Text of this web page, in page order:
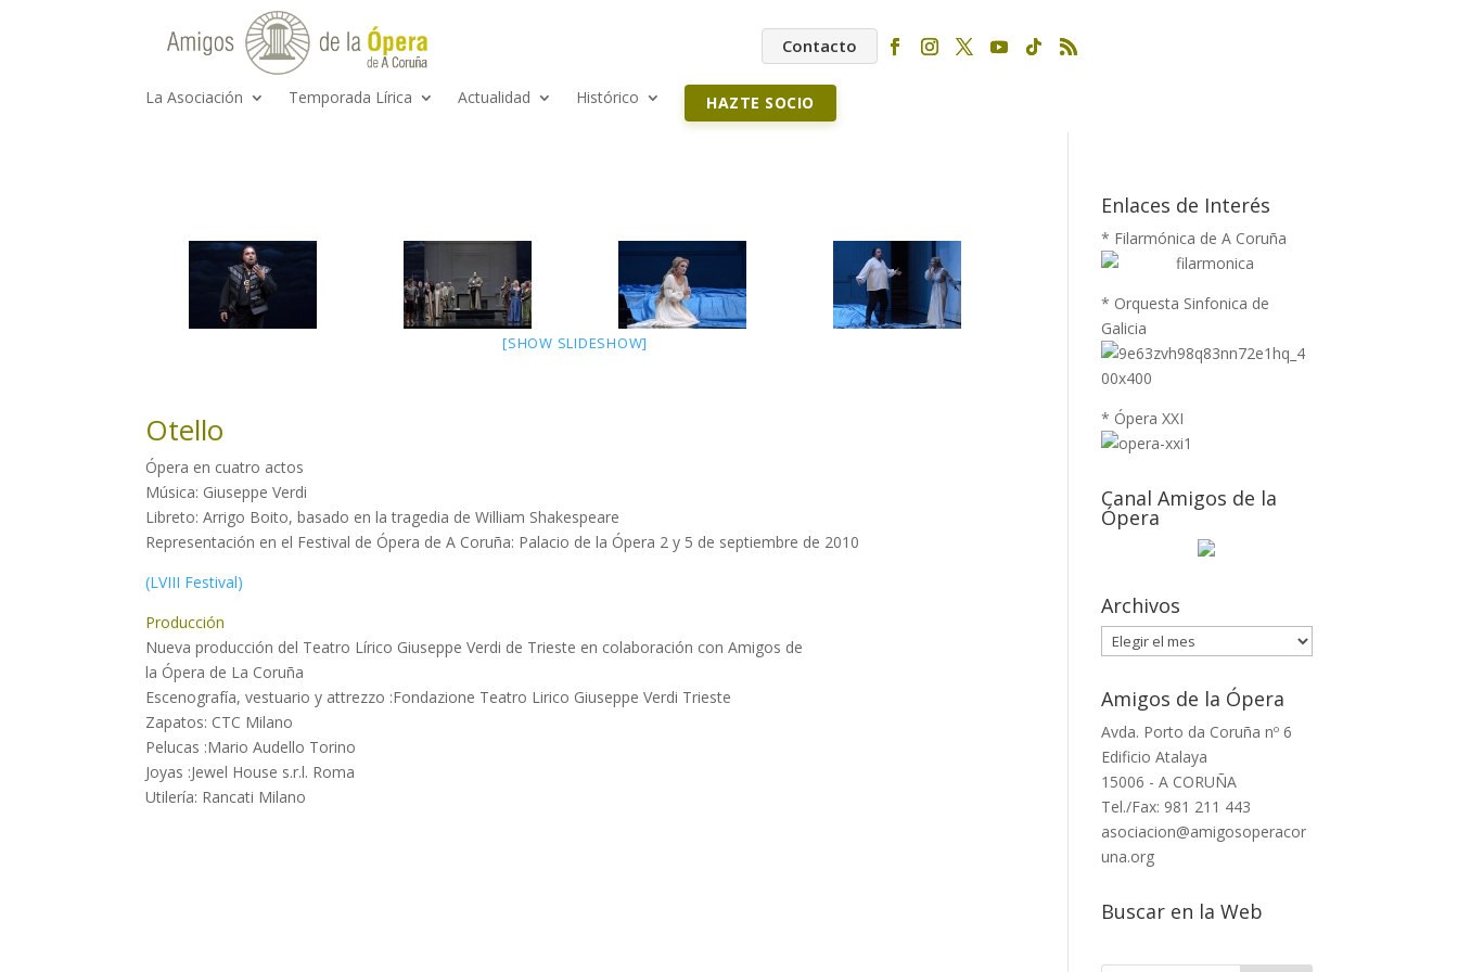
Contacto
La Asociación Temporada Lírica Actualidad Histórico HAZTE SOCIO
[SHOW SLIDESHOW]
Otello
Ópera en cuatro actos
Música: Giuseppe Verdi
Libreto: Arrigo Boito, basado en la tragedia de William Shakespeare
Representación en el Festival de Ópera de A Coruña: Palacio de la Ópera 2 y 5 de septiembre de 2010
(LVIII Festival)
Producción
Nueva producción del Teatro Lírico Giuseppe Verdi de Trieste en colaboración con Amigos de
la Ópera de La Coruña
Escenografía, vestuario y attrezzo :Fondazione Teatro Lirico Giuseppe Verdi Trieste
Zapatos: CTC Milano
Pelucas :Mario Audello Torino
Joyas :Jewel House s.r.l. Roma
Utilería: Rancati Milano
Enlaces de Interés
* Filarmónica de A Coruña
* Orquesta Sinfonica de
Galicia
* Ópera XXI
Canal Amigos de la
Ópera
Archivos
Archivos
Amigos de la Ópera
Avda. Porto da Coruña nº 6
Edificio Atalaya
15006 - A CORUÑA
Tel./Fax: 981 211 443
asociacion@amigosoperacor
una.org
Buscar en la Web